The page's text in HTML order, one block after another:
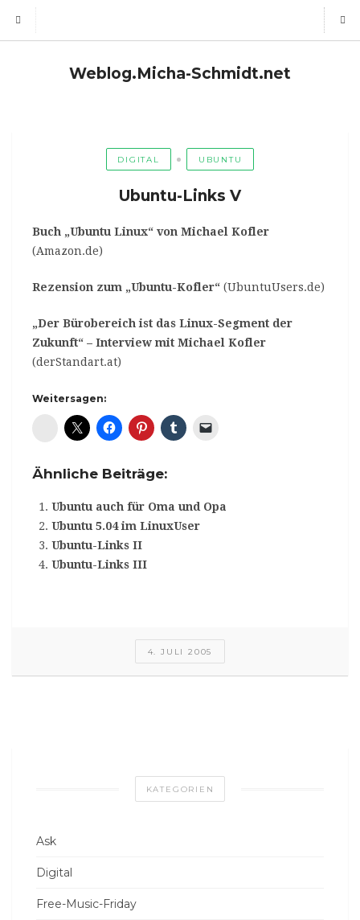
Weblog.Micha-Schmidt.net
DIGITAL UBUNTU
Ubuntu-Links V
Buch „Ubuntu Linux“ von Michael Kofler
(Amazon.de)
Rezension zum „Ubuntu-Kofler“ (UbuntuUsers.de)
„Der Bürobereich ist das Linux-Segment der
Zukunft“ – Interview mit Michael Kofler
(derStandart.at)
Weitersagen:
Diaspora*
Ähnliche Beiträge:
Ubuntu auch für Oma und Opa
Ubuntu 5.04 im LinuxUser
Ubuntu-Links II
Ubuntu-Links III
4. JULI 2005
KATEGORIEN
Ask
Digital
Free-Music-Friday